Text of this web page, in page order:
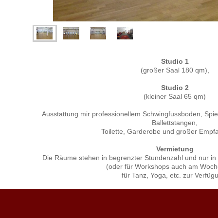
Studio 1
(großer Saal 180 qm),
Studio 2
(kleiner Saal 65 qm)
Ausstattung mir professionellem Schwingfussboden,
Ballettstangen,
Toilette, Garderobe und großer
Vermietung
Die Räume stehen in begrenzter Stundenzahl und nur
(oder für Workshops auch am
für Tanz, Yoga, etc. zur